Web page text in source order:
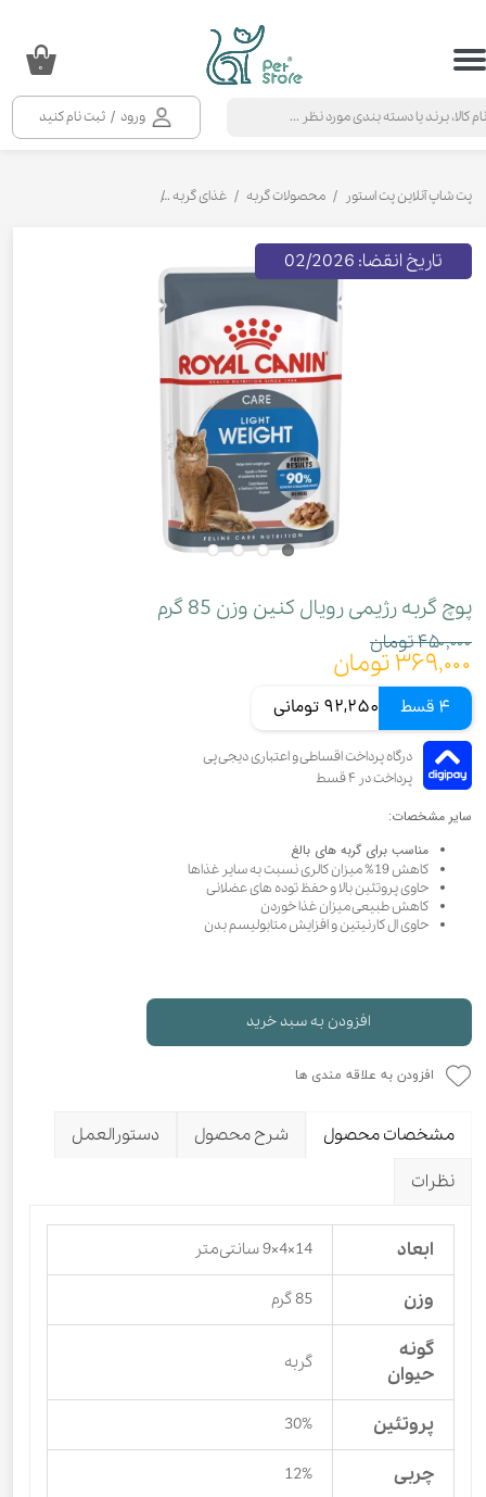
ورود / ثبت نام کنید
حساب کاربری من
خروج از حساب کاربری
۰
پت شاپ آنلاین پت استور محصولات گربه غذای گربه
پوچ گربه رژیمی رویال کنین وزن 85 گرم
۴۵۰,۰۰۰ تومان
۳۶۹,۰۰۰ تومان
4 قسط 92,250 تومانی
سایر مشخصات:
مناسب برای گربه های بالغ
کاهش 19% میزان کالری نسبت به سایر غذاها
حاوی پروتئین بالا و حفظ توده های عضلانی
کاهش طبیعی میزان غذا خوردن
حاوی ال کارنیتین و افزایش متابولیسم بدن
تاریخ انقضا: 02/2026
افزودن به سبد خرید
افزودن به علاقه مندی ها
مشخصات محصول شرح محصول
دستورالعمل
نظرات
ابعاد 14×4×9 سانتی‌متر
وزن 85 گرم
گونه
حیوان
گربه
پروتئین 30%
چربی 12%